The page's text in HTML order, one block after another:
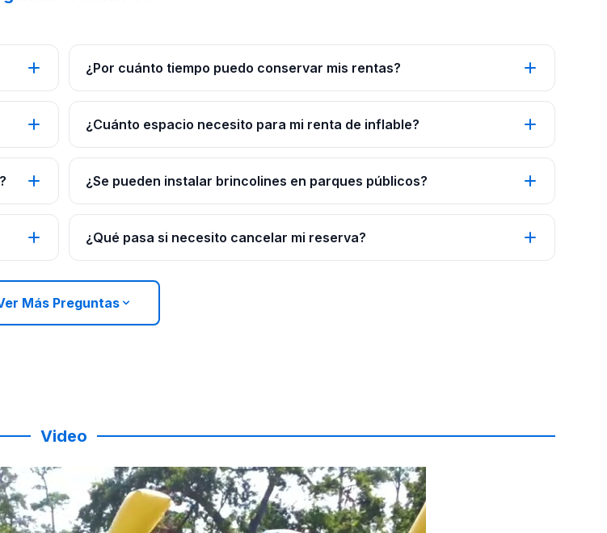
¿Por cuánto tiempo puedo conservar mis rentas?
¿Cuánto espacio necesito para mi renta de inflable?
¿Se pueden instalar brincolines en parques públicos?
¿Qué pasa si necesito cancelar mi reserva?
Más Preguntas
Video